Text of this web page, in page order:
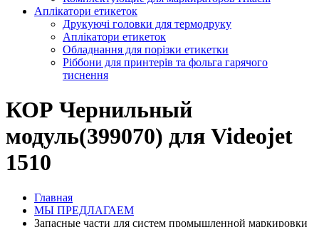
Аплікатори етикеток
Друкуючі головки для термодруку
Аплікатори етикеток
Обладнання для порізки етикетки
Ріббони для принтерів та фольга гарячого
тиснення
КОР Чернильный
модуль(399070) для Videojet
1510
Главная
МЫ ПРЕДЛАГАЕМ
Запасные части для систем промышленной маркировки